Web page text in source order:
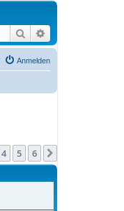
Suche
Anmelden
4 5 6